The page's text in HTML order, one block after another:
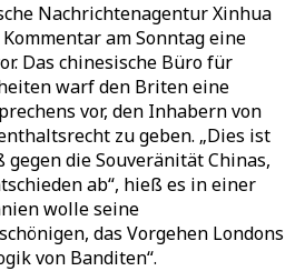
Nachrichtenagentur Xinhua
am Sonntag eine
Das chinesische Büro für
warf den Briten eine
vor, den Inhabern von
zu geben. „Dies ist
die Souveränität Chinas,
ab“, hieß es in einer
wolle seine
das Vorgehen Londons
von Banditen“.